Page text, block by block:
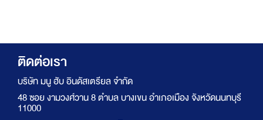
ติดต่อเรา
บริษัท มนู ฮับ อินดัสเตรียล จำกัด
48 ซอย งามวงศ์วาน 8 ตำบล บางเขน อำเภอเมือง จังหวัดนนทบุรี
11000